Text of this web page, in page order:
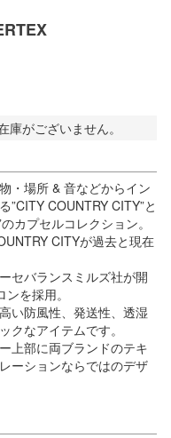
がございません。
・場所 & 音などからイン
”CITY COUNTRY CITY”と
カプセルコレクション。
CITYが過去と現在
セバランスミルズ社が開
を採用。
い防風性、発送性、透湿
クなアイテムです。
上部に両ブランドのテキ
ーションならではのデザ